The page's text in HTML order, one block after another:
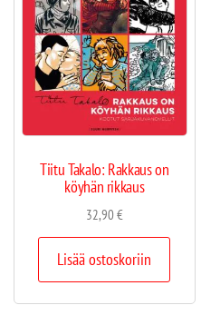
Tiitu Takalo: Rakkaus on
köyhän rikkaus
32,90€
Lisää ostoskoriin